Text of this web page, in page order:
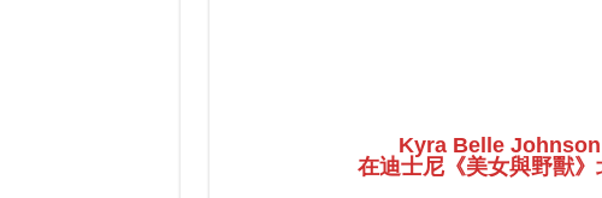
Kyra Belle
在迪士尼《美女與野獸